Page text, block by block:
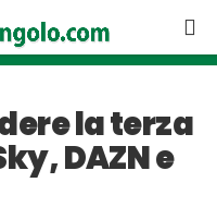
la terza
DAZN e